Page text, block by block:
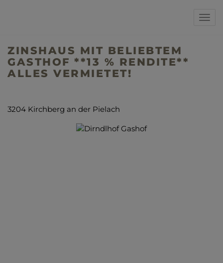
ZINSHAUS MIT BELIEBTEM
GASTHOF **13 % RENDITE**
ALLES VERMIETET!
3204 Kirchberg an der Pielach